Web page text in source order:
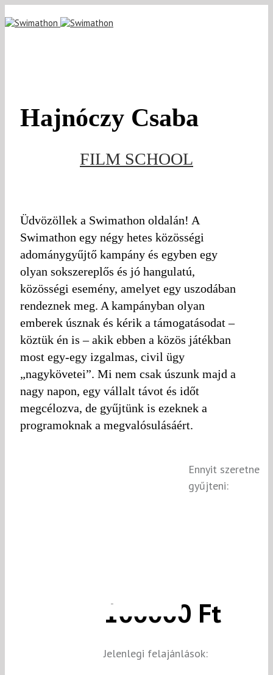
Hajnóczy Csaba
FILM SCHOOL
Üdvözöllek a Swimathon oldalán! A
Swimathon egy négy hetes közösségi
adománygyűjtő kampány és egyben egy
olyan sokszereplős és jó hangulatú,
közösségi esemény, amelyet egy uszodában
rendeznek meg. A kampányban olyan
emberek úsznak és kérik a támogatásodat –
köztük én is – akik ebben a közös játékban
most egy-egy izgalmas, civil ügy
„nagykövetei”. Mi nem csak úszunk majd a
nagy napon, egy vállalt távot és időt
megcélozva, de gyűjtünk is ezeknek a
programoknak a megvalósulásáért.
Ennyit szeretne
gyűjteni:
100000 Ft
Jelenlegi felajánlások: